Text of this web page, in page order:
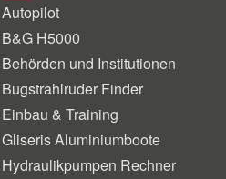
Autopilot
B&G H5000
Behörden und Institutionen
Bugstrahlruder Finder
Einbau & Training
Gliseris Aluminiumboote
Hydraulikpumpen Rechner